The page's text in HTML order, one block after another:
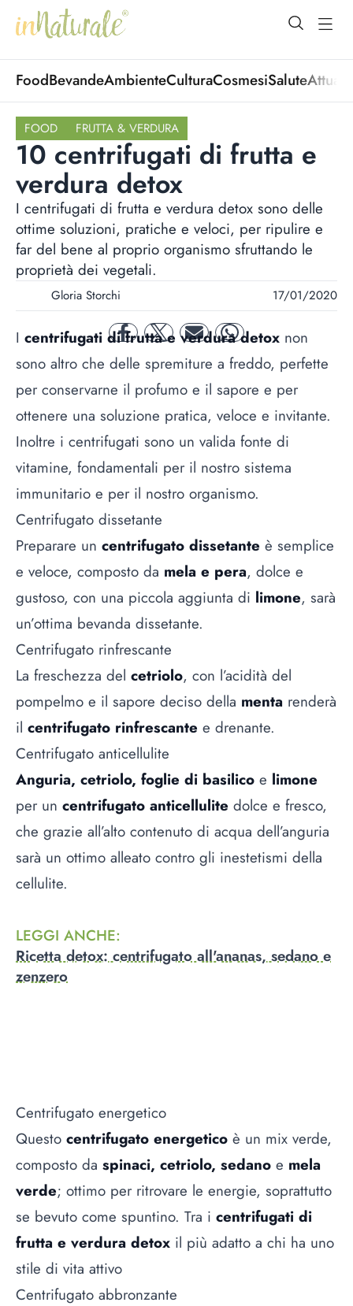
open
FoodBevandeAmbienteCulturaCosmesiSalute
FOOD FRUTTA & VERDURA
10 centrifugati di frutta e
verdura detox
I centrifugati di frutta e verdura detox sono delle
ottime soluzioni, pratiche e veloci, per ripulire e
far del bene al proprio organismo sfruttando le
proprietà dei vegetali.
Gloria Storchi 17/01/2020
facebooktwitter mail whatsapp
I centrifugati di frutta e verdura detox non
sono altro che delle spremiture a freddo, perfette
per conservarne il profumo e il sapore e per
ottenere una soluzione pratica, veloce e invitante.
Inoltre i centrifugati sono un valida fonte di
vitamine, fondamentali per il nostro sistema
immunitario e per il nostro organismo.
Centrifugato dissetante
Preparare un centrifugato dissetante è semplice
e veloce, composto da mela e pera, dolce e
gustoso, con una piccola aggiunta di limone, sarà
un’ottima bevanda dissetante.
Centrifugato rinfrescante
La freschezza del cetriolo, con l’acidità del
pompelmo e il sapore deciso della menta renderà
il centrifugato rinfrescante e drenante.
Centrifugato anticellulite
Anguria, cetriolo, foglie di basilico e limone
per un centrifugato anticellulite dolce e fresco,
che grazie all’alto contenuto di acqua dell’anguria
sarà un ottimo alleato contro gli inestetismi della
cellulite.
LEGGI ANCHE:
Ricetta detox: centrifugato all'ananas, sedano e
zenzero
Centrifugato energetico
Questo centrifugato energetico è un mix verde,
composto da spinaci, cetriolo, sedano e mela
verde; ottimo per ritrovare le energie, soprattutto
se bevuto come spuntino. Tra i centrifugati di
frutta e verdura detox il più adatto a chi ha uno
stile di vita attivo
Centrifugato abbronzante